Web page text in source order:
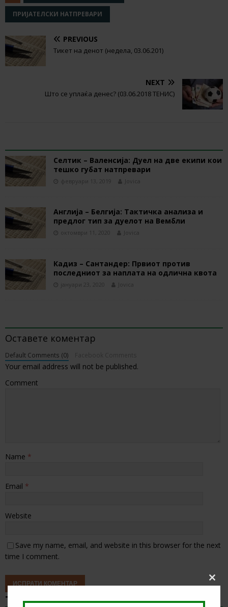
ПРИЈАТЕЛСКИ НАТПРЕВАРИ
PREVIOUS
Тикет на денот (недела, 03.06.201)
NEXT
Што се уплаќа денес? (03.06.2018 ТЕНИС)
Селтик – Валенсија: Дуел на две екипи кои
тешко губат натпревари
февруари 13, 2019 Jovica
Англија – Белгија: Тактичка анализа и
предлог тип за дуелот на Вембли
октомври 11, 2020 Jovica
Кадиз – Сантандер: Првиот против
последниот за наплата на одлична квота
јануари 23, 2020 Jovica
Оставете коментар
Default Comments (0)
Your email address will not be published.
Comment
Name *
Email *
Website
Save my name, email, and website in this browser for the next
time I comment.
ТИП НА ДЕНОТ
Close